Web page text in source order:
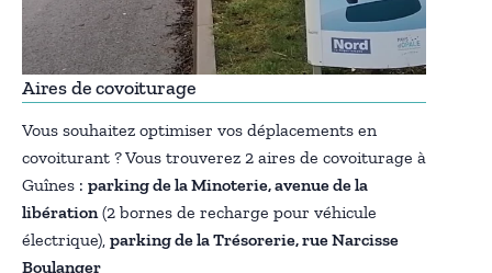
Aires de covoiturage
Vous souhaitez optimiser vos déplacements en
covoiturant ? Vous trouverez 2 aires de covoiturage à
Guînes : parking de la Minoterie, avenue de la
libération(2 bornes de recharge pour véhicule
électrique), parking de la Trésorerie, rue Narcisse
Boulanger